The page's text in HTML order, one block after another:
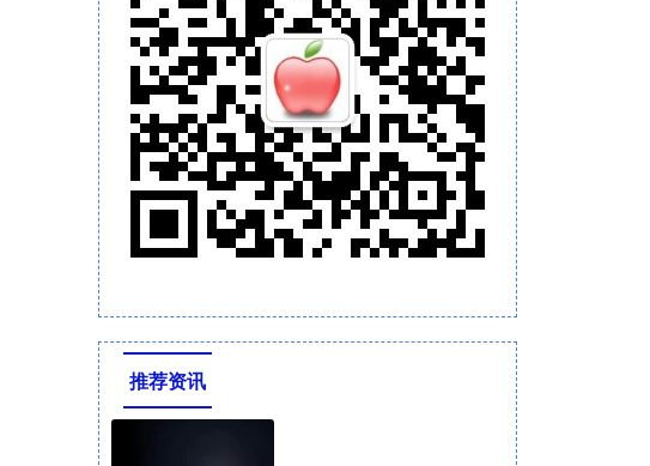
推荐资讯